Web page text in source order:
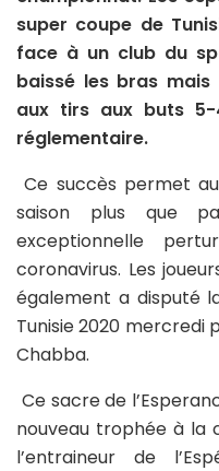
super coupe de
face à un club du
baissé les bras mais
aux tirs aux buts
réglementaire.
Ce succès permet
saison plus que
exceptionnelle
coronavirus. Les
également a disputé
Tunisie 2020 mercredi
Chabba.
Ce sacre de
nouveau trophée à la
l’entraineur de